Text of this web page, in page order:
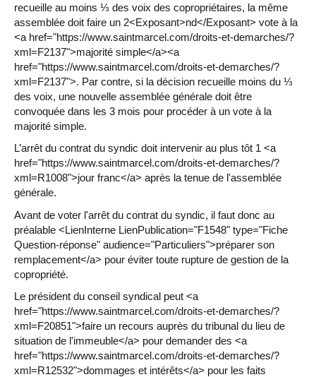
recueille au moins ⅓ des voix des copropriétaires, la même
assemblée doit faire un 2<Exposant>nd</Exposant> vote à la
<a href="https://www.saintmarcel.com/droits-et-demarches/?
xml=F2137">majorité simple</a><a
href="https://www.saintmarcel.com/droits-et-demarches/?
xml=F2137">. Par contre, si la décision recueille moins du ⅓
des voix, une nouvelle assemblée générale doit être
convoquée dans les 3 mois pour procéder à un vote à la
majorité simple.
L’arrêt du contrat du syndic doit intervenir au plus tôt 1 <a
href="https://www.saintmarcel.com/droits-et-demarches/?
xml=R1008">jour franc</a> après la tenue de l'assemblée
générale.
Avant de voter l'arrêt du contrat du syndic, il faut donc au
préalable <LienInterne LienPublication="F1548" type="Fiche
Question-réponse" audience="Particuliers">préparer son
remplacement</a> pour éviter toute rupture de gestion de la
copropriété.
Le président du conseil syndical peut <a
href="https://www.saintmarcel.com/droits-et-demarches/?
xml=F20851">faire un recours auprès du tribunal du lieu de
situation de l'immeuble</a> pour demander des <a
href="https://www.saintmarcel.com/droits-et-demarches/?
xml=R12532">dommages et intérêts</a> pour les faits